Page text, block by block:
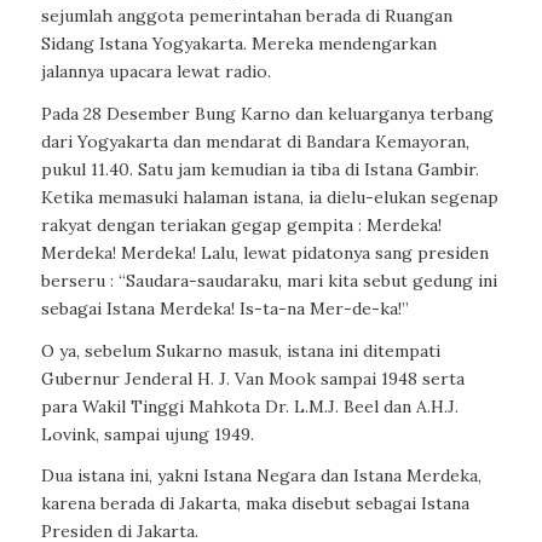
sejumlah anggota pemerintahan berada di Ruangan
Sidang Istana Yogyakarta. Mereka mendengarkan
jalannya upacara lewat radio.
Pada 28 Desember Bung Karno dan keluarganya terbang
dari Yogyakarta dan mendarat di Bandara Kemayoran,
pukul 11.40. Satu jam kemudian ia tiba di Istana Gambir.
Ketika memasuki halaman istana, ia dielu-elukan segenap
rakyat dengan teriakan gegap gempita : Merdeka!
Merdeka! Merdeka! Lalu, lewat pidatonya sang presiden
berseru : “Saudara-saudaraku, mari kita sebut gedung ini
sebagai Istana Merdeka! Is-ta-na Mer-de-ka!”
O ya, sebelum Sukarno masuk, istana ini ditempati
Gubernur Jenderal H. J. Van Mook sampai 1948 serta
para Wakil Tinggi Mahkota Dr. L.M.J. Beel dan A.H.J.
Lovink, sampai ujung 1949.
Dua istana ini, yakni Istana Negara dan Istana Merdeka,
karena berada di Jakarta, maka disebut sebagai Istana
Presiden di Jakarta.